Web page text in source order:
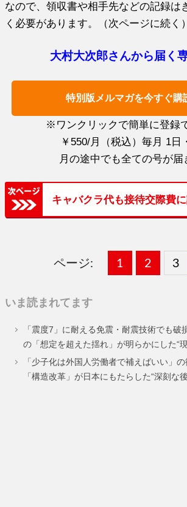
なので、領収書や相手先などの記録は
く必要があります。（次ページに続く）
大村大次郎さんから届く
特別版メルマガを今すぐ購
※ワンクリックで簡単に登録
￥550/月（税込）毎月 1日
月の途中でも全ての号が届
キャバクラ代も接待交際費
ページ:
固
ー
ジ
1 ,
固
ー
ジ
2 ,
固
ー
ジ
3
いま読まれてます
「震度7」に耐える免震・耐震技術でも破
の「想定を超えた揺れ」が明らかにした“
「少子化は外国人労働者で補えばいい」
「構造改革」が日本にもたらした“深刻な